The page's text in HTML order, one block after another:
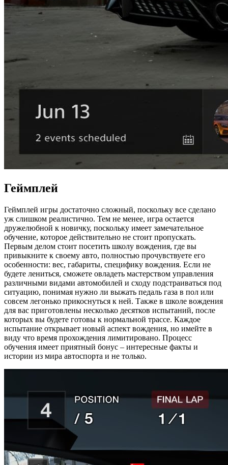
Геймплей
Геймплей игры достаточно сложный, поскольку все сделано
уж слишком реалистично. Тем не менее, игра остается
дружелюбной к новичку, поскольку имеет замечательное
обучение, которое действительно не стоит пропускать.
Первым делом стоит посетить школу вождения, где вы
привыкните к своему авто, полностью прочувствуете его
особенности: вес, габариты, специфику вождения. Если не
будете лениться, сможете овладеть мастерством управления
различными видами автомобилей и сходу подстраиваться под
ситуацию, понимая нужно ли выжать педаль газа в пол или
совсем легонько прикоснуться к ней. Также в школе вождения
для вас приготовлены несколько десятков испытаний, после
которых вы будете готовы к нормальной трассе. Каждое
испытание открывает новый аспект вождения, но имейте в
виду что время прохождения лимитировано. Процесс
обучения имеет приятный бонус – интересные факты и
истории из мира автоспорта и не только.